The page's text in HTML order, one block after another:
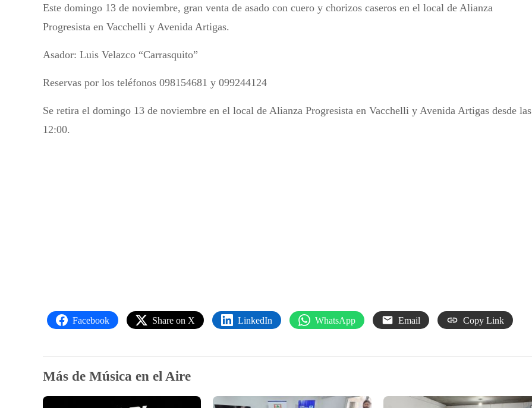
Este domingo 13 de noviembre, gran venta de asado con cuero y chorizos caseros en el local de Alianza
Progresista en Vacchelli y Avenida Artigas.
Asador: Luis Velazco “Carrasquito”
Reservas por los teléfonos 098154681 y 099244124
Se retira el domingo 13 de noviembre en el local de Alianza Progresista en Vacchelli y Avenida Artigas desde las
12:00.
Facebook Share on X LinkedIn WhatsApp Email Copy Link
Más de Música en el Aire